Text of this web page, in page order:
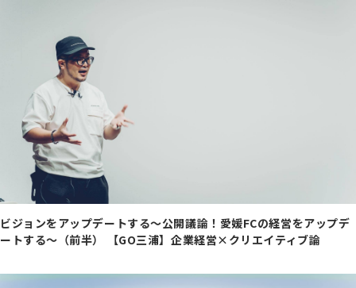
ビジョンをアップデートする～公開議論！愛媛FCの経営をアップデ
ートする～（前半） 【GO三浦】企業経営×クリエイティブ論